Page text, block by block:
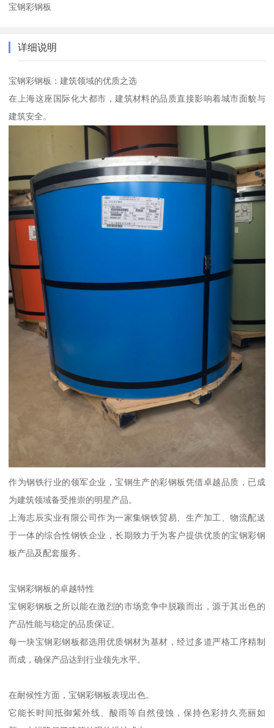
宝钢彩钢板
详细说明
宝钢彩钢板：建筑领域的优质之选
在上海这座国际化大都市，建筑材料的品质直接影响着城市面貌与
建筑安全。
作为钢铁行业的领军企业，宝钢生产的彩钢板凭借卓越品质，已成
为建筑领域备受推崇的明星产品。
上海志辰实业有限公司作为一家集钢铁贸易、生产加工、物流配送
于一体的综合性钢铁企业，长期致力于为客户提供优质的宝钢彩钢
板产品及配套服务。
宝钢彩钢板的卓越特性
宝钢彩钢板之所以能在激烈的市场竞争中脱颖而出，源于其出色的
产品性能与稳定的品质保证。
每一块宝钢彩钢板都选用优质钢材为基材，经过多道严格工序精制
而成，确保产品达到行业领先水平。
在耐候性方面，宝钢彩钢板表现出色。
它能长时间抵御紫外线、酸雨等自然侵蚀，保持色彩持久亮丽如